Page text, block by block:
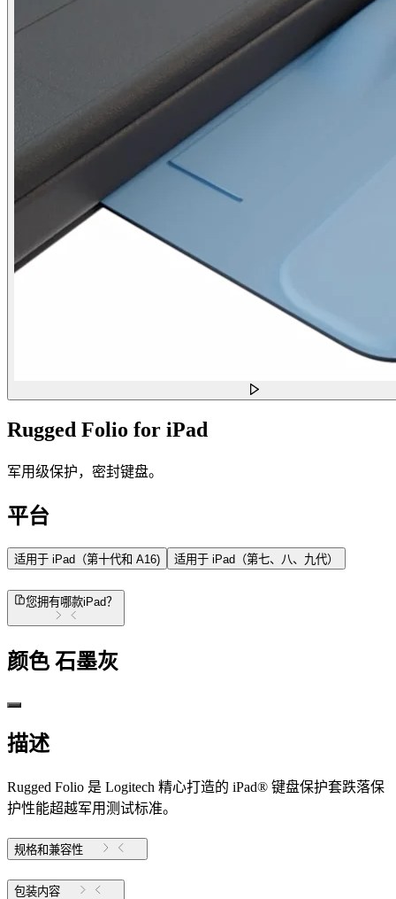
Rugged Folio for iPad
军用级保护，密封键盘。
平台
适用于 iPad（第十代和 A16) 适用于 iPad（第七、八、九代）
您拥有哪款iPad？
颜色 石墨灰
描述
Rugged Folio 是 Logitech 精心打造的 iPad® 键盘保护套跌落保
护性能超越军用测试标准。
规格和兼容性
包装内容